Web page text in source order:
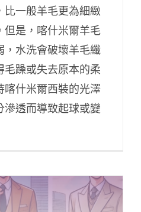
比一般羊毛更為細緻
但是，喀什米爾羊毛
，水洗會破壞羊毛纖
毛躁或失去原本的柔
喀什米爾西裝的光澤
滲透而導致起球或變